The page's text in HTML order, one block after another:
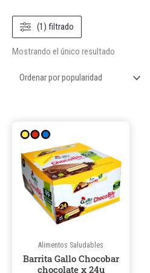
(1) filtrado
Mostrando el único resultado
Alimentos Saludables
Barrita Gallo Chocobar
chocolate x 24u
tiene
múltiples
variantes.
Las
elegir